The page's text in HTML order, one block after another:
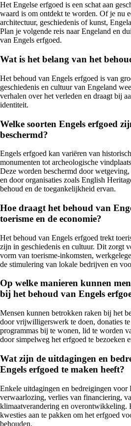
Het Engelse erfgoed is een schat aan
waard is om ontdekt te worden. Of je nu
architectuur, geschiedenis of kunst,
Plan je volgende reis naar Engeland en
van Engels erfgoed.
Wat is het belang van het
Het behoud van Engels erfgoed is van
geschiedenis en cultuur van Engeland
verhalen over het verleden en draagt bij
identiteit.
Welke soorten Engels erfgoed
beschermd?
Engels erfgoed kan variëren van
monumenten tot archeologische
Deze worden beschermd door
en door organisaties zoals English
behoud en de toegankelijkheid ervan.
Hoe draagt het behoud van
toerisme en de economie?
Het behoud van Engels erfgoed trekt
zijn in geschiedenis en cultuur. Dit zorgt
vorm van toerisme-inkomsten,
de stimulering van lokale bedrijven en
Op welke manieren kunnen
bij het behoud van Engels
Mensen kunnen betrokken raken bij het
door vrijwilligerswerk te doen, donaties
programmas bij te wonen, lid te worden
door simpelweg het erfgoed te bezoeken
Wat zijn de uitdagingen en
Engels erfgoed te maken heeft?
Enkele uitdagingen en bedreigingen voor
verwaarlozing, verlies van financiering,
klimaatverandering en overontwikkeling.
kwesties aan te pakken om het erfgoed
behouden.